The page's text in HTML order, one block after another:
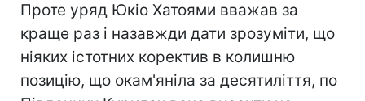
Проте уряд Юкіо Хатоями вважав за
краще раз і назавжди дати зрозуміти, що
ніяких істотних коректив в колишню
позицію, що окам'яніла за десятиліття, по